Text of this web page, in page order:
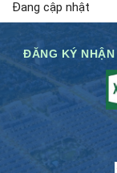
Đang cập nhật
ĐĂNG KÝ